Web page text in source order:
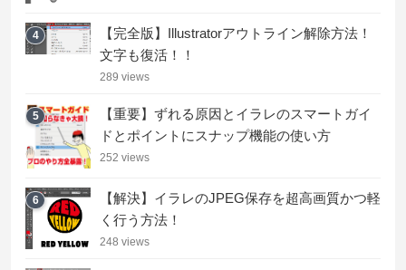
4
【完全版】Illustratorアウトライン解除方法！
文字も復活！！
289 views
5
【重要】ずれる原因とイラレのスマートガイ
ドとポイントにスナップ機能の使い方
252 views
6
【解決】イラレのJPEG保存を超高画質かつ軽
く行う方法！
248 views